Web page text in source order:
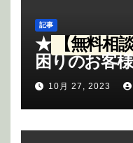
記事
★ 【無料相談
困りのお客
合せ下さい
客様には、
ます。《御
PR・御会社
10月 27, 2023